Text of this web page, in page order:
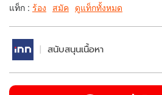
แท็ก : ร้อง สมัค ดูแท็กทั้งหมด
สนับสนุนเนื้อหา